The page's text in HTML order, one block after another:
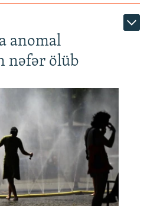
anomal
nəfər ölüb